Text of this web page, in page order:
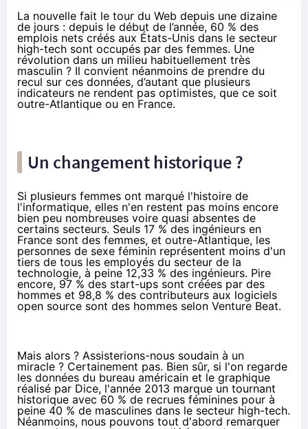
La nouvelle fait le tour du Web depuis une dizaine
de jours : depuis le début de l’année, 60 % des
emplois nets créés aux États-Unis dans le secteur
high-tech sont occupés par des femmes. Une
révolution dans un milieu habituellement très
masculin ? Il convient néanmoins de prendre du
recul sur ces données, d’autant que plusieurs
indicateurs ne rendent pas optimistes, que ce soit
outre-Atlantique ou en France.
Un changement historique ?
Si plusieurs femmes ont marqué l'histoire de
l'informatique, elles n'en restent pas moins encore
bien peu nombreuses voire quasi absentes de
certains secteurs. Seuls 17 % des ingénieurs en
France sont des femmes, et outre-Atlantique, les
personnes de sexe féminin représentent moins d'un
tiers de tous les employés du secteur de la
technologie, à peine 12,33 % des ingénieurs. Pire
encore, 97 % des start-ups sont créées par des
hommes et 98,8 % des contributeurs aux logiciels
open source sont des hommes selon Venture Beat.
Mais alors ? Assisterions-nous soudain à un
miracle ? Certainement pas. Bien sûr, si l'on regarde
les données du bureau américain et le graphique
réalisé par Dice, l'année 2013 marque un tournant
historique avec 60 % de recrues féminines pour à
peine 40 % de masculines dans le secteur high-tech.
Néanmoins, nous pouvons tout d'abord remarquer